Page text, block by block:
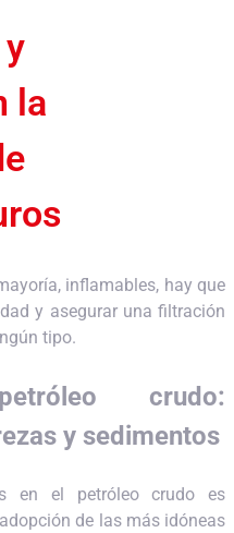
la
inflamables, hay que
y asegurar una filtración
tipo.
crudo:
y sedimentos
en el petróleo crudo es
de las más idóneas